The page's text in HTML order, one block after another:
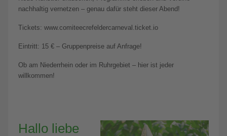
nachhaltig vernetzen – genau dafür steht dieser Abend!
Tickets: www.comiteecrefeldercarneval.ticket.io
Eintritt: 15 € – Gruppenpreise auf Anfrage!
Ob am Niederrhein oder im Ruhrgebiet – hier ist jeder
willkommen!
Hallo liebe